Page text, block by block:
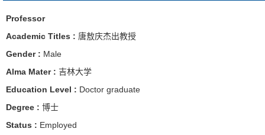
Professor
Academic Titles : 唐敖庆杰出教授
Gender : Male
Alma Mater : 吉林大学
Education Level : Doctor graduate
Degree : 博士
Status : Employed